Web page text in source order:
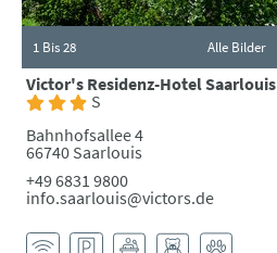
1 Bis 28 Alle Bilder
Victor's Residenz-Hotel Saarlouis
S
Bahnhofsallee 4
66740 Saarlouis
+49 6831 9800
info.saarlouis@victors.de